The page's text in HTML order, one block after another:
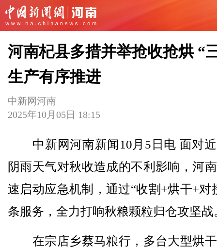
河南杞县多措并举抢收抢烘 “
生产有序推进
中新网河南
2025年10月05日 18:15
中新网河南新闻10月5日电 面对近
阴雨天气对秋收造成的不利影响，河
速启动应急机制，通过“收割+烘干+对
条服务，全力打响秋粮颗粒归仓攻坚战
在宗店乡蔡马粮行，多台大型烘